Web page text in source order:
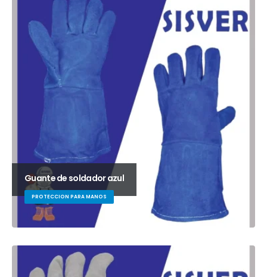
Guante de soldador azul
PROTECCION PARA MANOS